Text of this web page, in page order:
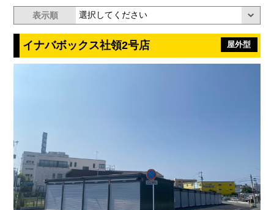
表示順
イナバボックス社領2号店 屋外型